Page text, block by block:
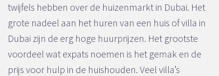
twijfels hebben over de huizenmarkt in Dubai. Het
grote nadeel aan het huren van een huis of villa in
Dubai zijn de erg hoge huurprijzen. Het grootste
voordeel wat expats noemen is het gemak en de
prijs voor hulp in de huishouden. Veel villa’s